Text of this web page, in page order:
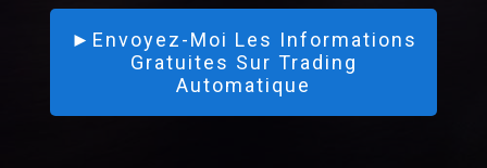
►Envoyez-Moi Les Informations
Gratuites Sur Trading
Automatique